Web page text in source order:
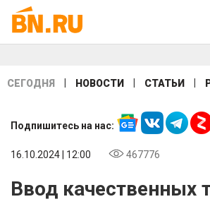
СЕГОДНЯ НОВОСТИ СТАТЬИ
Подпишитесь на нас:
16.10.2024 | 12:00 467776
Ввод качественных